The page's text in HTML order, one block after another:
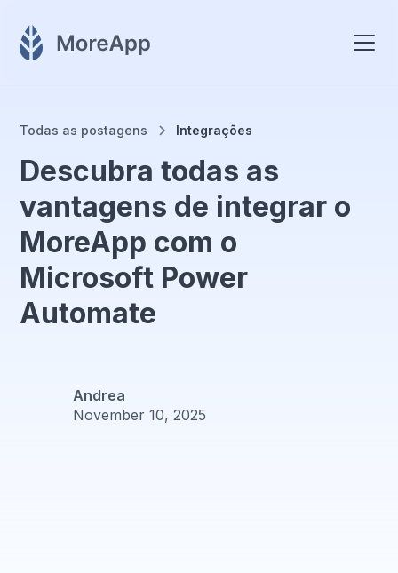
Todas as postagens Integrações
Descubra todas as
vantagens de integrar o
MoreApp com o
Microsoft Power
Automate
Andrea
November 10, 2025